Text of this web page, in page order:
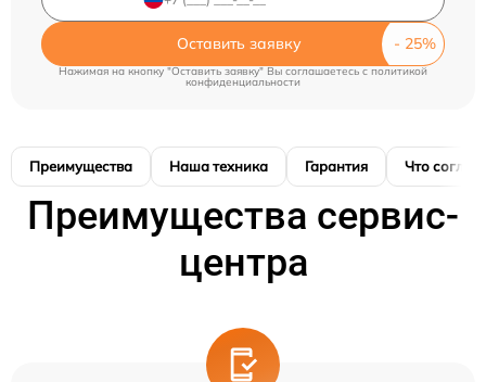
Оставить заявку
Нажимая на кнопку "Оставить заявку" Вы соглашаетесь cполитикой
конфиденциальности
Преимущества Наша техника Гарантия Что
Преимущества сервис-
центра